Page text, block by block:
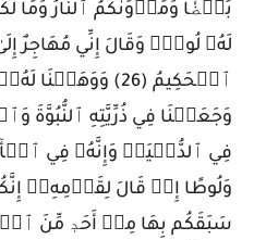
لَهُۥ لُوطٞۘ وَقَالَ إِنِّي مُهَاجِرٌ
ٱلۡحَكِيمُ (26)
وَجَعَلۡنَا فِي ذُرِّيَّتِهِ ٱلنُّبُوَّةَ
وَلُوطًا إِذۡ قَالَ لِقَوۡمِهِۦٓ